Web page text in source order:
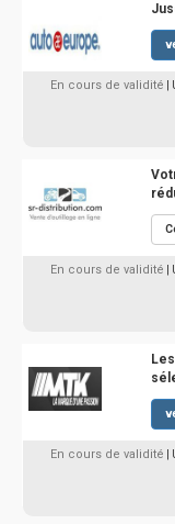
En cours de validité
En cours de validité
En cours de validité